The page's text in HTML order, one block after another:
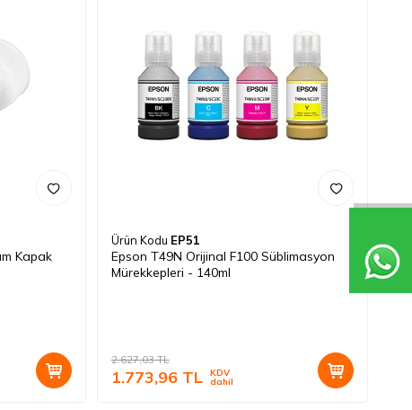
Kapak
Ürün Kodu EP51
Epson T49N Orijinal F100 Süblimasyon
Mürekkepleri - 140ml
2.627,03TL
1.773,96TL KDV
dahil